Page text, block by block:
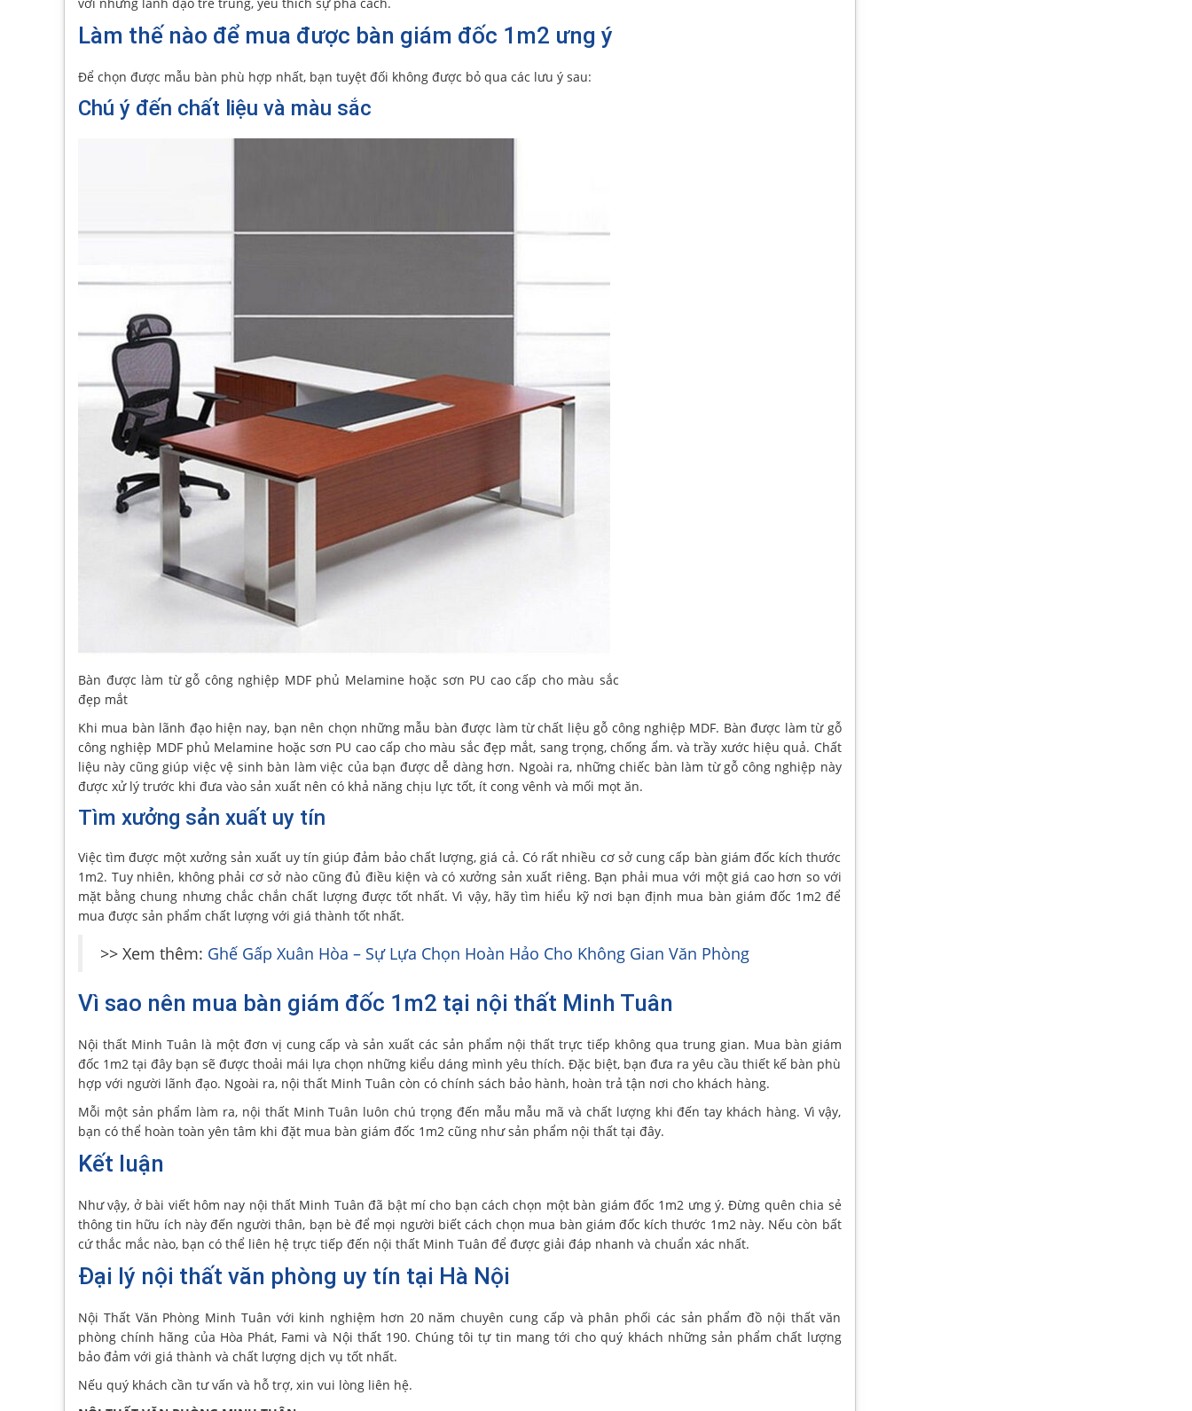
Làm thế nào để mua được bàn giám đốc 1m2 ưng ý
Để chọn được mẫu bàn phù hợp nhất, bạn tuyệt đối không được bỏ qua các lưu ý sau:
Chú ý đến chất liệu và màu sắc
Bàn được làm từ gỗ công nghiệp MDF phủ Melamine hoặc sơn PU cao cấp cho màu sắc
đẹp mắt
Khi mua bàn lãnh đạo hiện nay, bạn nên chọn những mẫu bàn được làm từ chất liệu gỗ công nghiệp MDF. Bàn được làm từ gỗ
công nghiệp MDF phủ Melamine hoặc sơn PU cao cấp cho màu sắc đẹp mắt, sang trọng, chống ẩm. và trầy xước hiệu quả. Chất
liệu này cũng giúp việc vệ sinh bàn làm việc của bạn được dễ dàng hơn. Ngoài ra, những chiếc bàn làm từ gỗ công nghiệp này
được xử lý trước khi đưa vào sản xuất nên có khả năng chịu lực tốt, ít cong vênh và mối mọt ăn.
Tìm xưởng sản xuất uy tín
Việc tìm được một xưởng sản xuất uy tín giúp đảm bảo chất lượng, giá cả. Có rất nhiều cơ sở cung cấp bàn giám đốc kích thước
1m2. Tuy nhiên, không phải cơ sở nào cũng đủ điều kiện và có xưởng sản xuất riêng. Bạn phải mua với một giá cao hơn so với
mặt bằng chung nhưng chắc chắn chất lượng được tốt nhất. Vì vậy, hãy tìm hiểu kỹ nơi bạn định mua bàn giám đốc 1m2 để
mua được sản phẩm chất lượng với giá thành tốt nhất.
>> Xem thêm: Ghế Gấp Xuân Hòa – Sự Lựa Chọn Hoàn Hảo Cho Không Gian Văn Phòng
Vì sao nên mua bàn giám đốc 1m2 tại nội thất Minh Tuân
Nội thất Minh Tuân là một đơn vị cung cấp và sản xuất các sản phẩm nội thất trực tiếp không qua trung gian. Mua bàn giám
đốc 1m2 tại đây bạn sẽ được thoải mái lựa chọn những kiểu dáng mình yêu thích. Đặc biệt, bạn đưa ra yêu cầu thiết kế bàn phù
hợp với người lãnh đạo. Ngoài ra, nội thất Minh Tuân còn có chính sách bảo hành, hoàn trả tận nơi cho khách hàng.
Mỗi một sản phẩm làm ra, nội thất Minh Tuân luôn chú trọng đến mẫu mẫu mã và chất lượng khi đến tay khách hàng. Vì vậy,
bạn có thể hoàn toàn yên tâm khi đặt mua bàn giám đốc 1m2 cũng như sản phẩm nội thất tại đây.
Kết luận
Như vậy, ở bài viết hôm nay nội thất Minh Tuân đã bật mí cho bạn cách chọn một bàn giám đốc 1m2 ưng ý. Đừng quên chia sẻ
thông tin hữu ích này đến người thân, bạn bè để mọi người biết cách chọn mua bàn giám đốc kích thước 1m2 này. Nếu còn bất
cứ thắc mắc nào, bạn có thể liên hệ trực tiếp đến nội thất Minh Tuân để được giải đáp nhanh và chuẩn xác nhất.
Đại lý nội thất văn phòng uy tín tại Hà Nội
Nội Thất Văn Phòng Minh Tuân với kinh nghiệm hơn 20 năm chuyên cung cấp và phân phối các sản phẩm đồ nội thất văn
phòng chính hãng của Hòa Phát, Fami và Nội thất 190. Chúng tôi tự tin mang tới cho quý khách những sản phẩm chất lượng
bảo đảm với giá thành và chất lượng dịch vụ tốt nhất.
Nếu quý khách cần tư vấn và hỗ trợ, xin vui lòng liên hệ.